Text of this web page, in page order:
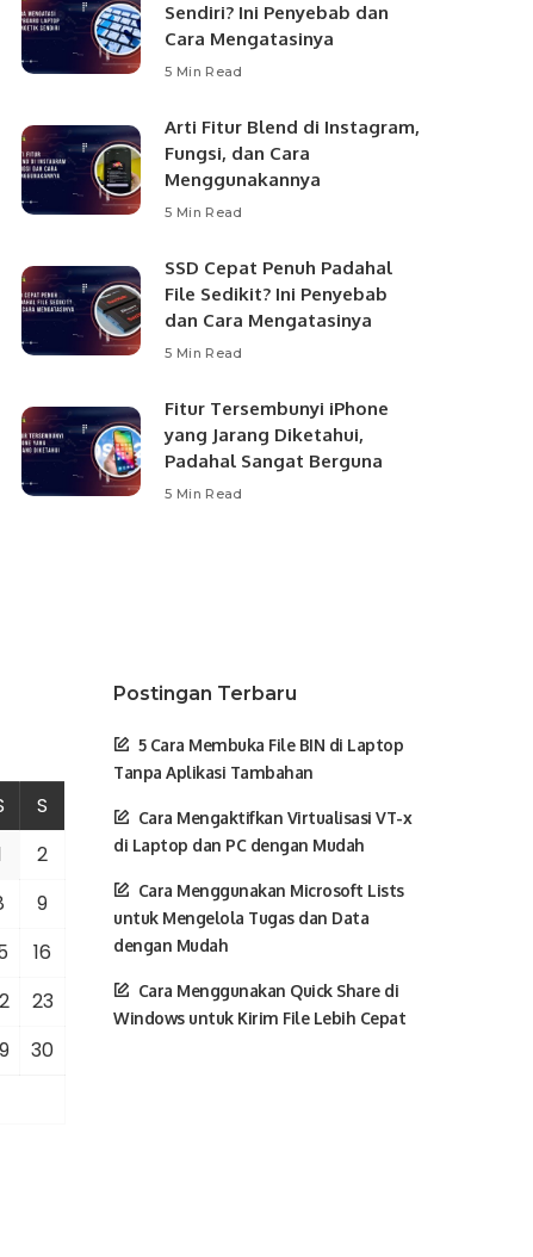
Sendiri? Ini Penyebab dan
Cara Mengatasinya
5 Min Read
Arti Fitur Blend di Instagram,
Fungsi, dan Cara
Menggunakannya
5 Min Read
SSD Cepat Penuh Padahal
File Sedikit? Ini Penyebab
dan Cara Mengatasinya
5 Min Read
Fitur Tersembunyi iPhone
yang Jarang Diketahui,
Padahal Sangat Berguna
5 Min Read
S
2
9
16
23
30
Postingan Terbaru
5 Cara Membuka File BIN di Laptop
Tanpa Aplikasi Tambahan
Cara Mengaktifkan Virtualisasi VT-x
di Laptop dan PC dengan Mudah
Cara Menggunakan Microsoft Lists
untuk Mengelola Tugas dan Data
dengan Mudah
Cara Menggunakan Quick Share di
Windows untuk Kirim File Lebih Cepat